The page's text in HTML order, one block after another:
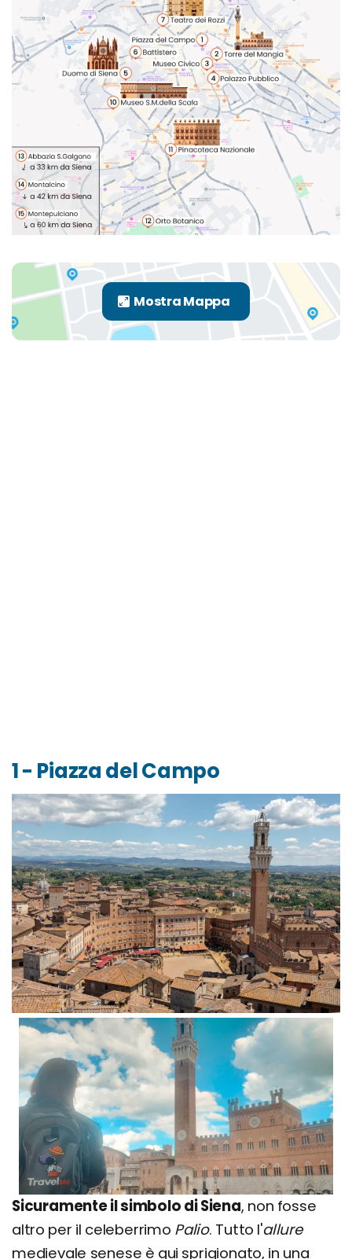
1 - Piazza del Campo
Sicuramente il simbolo di Siena, non fosse
altro per il celeberrimo Palio. Tutto l'allure
medievale senese è qui sprigionato, in una